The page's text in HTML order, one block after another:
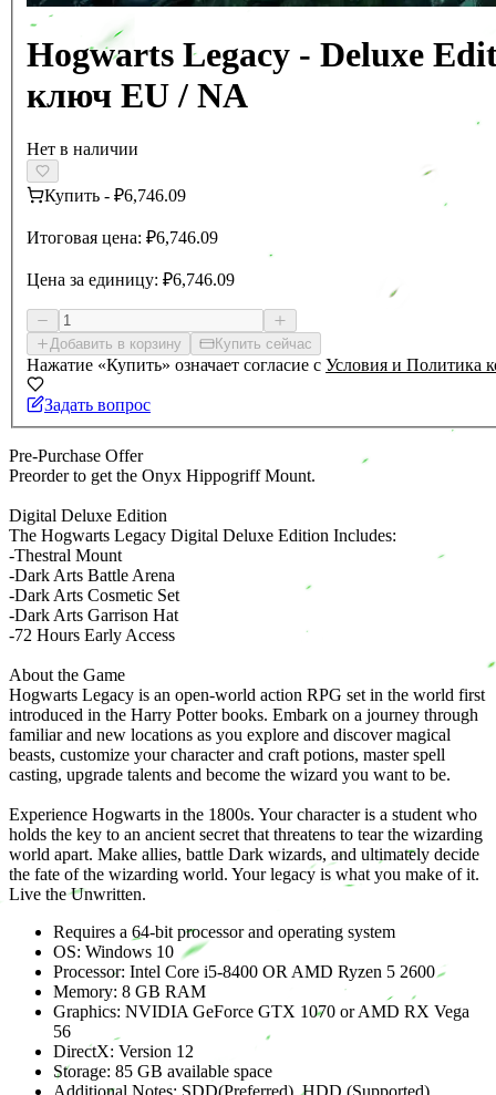
Hogwarts Legacy - Deluxe
ключ EU / NA
Нет в наличии
Купить - ₽6,746.09
Итоговая цена: ₽6,746.09
Цена за единицу: ₽6,746.09
Добавить в корзину Купить сейчас
Нажатие «Купить» означает согласие с Условия и Политика
Задать вопрос
Pre-Purchase Offer
Preorder to get the Onyx Hippogriff Mount.
Digital Deluxe Edition
The Hogwarts Legacy Digital Deluxe Edition Includes:
-Thestral Mount
-Dark Arts Battle Arena
-Dark Arts Cosmetic Set
-Dark Arts Garrison Hat
-72 Hours Early Access
About the Game
Hogwarts Legacy is an open-world action RPG set in the world first
introduced in the Harry Potter books. Embark on a journey through
familiar and new locations as you explore and discover magical
beasts, customize your character and craft potions, master spell
casting, upgrade talents and become the wizard you want to be.
Experience Hogwarts in the 1800s. Your character is a student who
holds the key to an ancient secret that threatens to tear the wizarding
world apart. Make allies, battle Dark wizards, and ultimately decide
the fate of the wizarding world. Your legacy is what you make of it.
Live the Unwritten.
Requires a 64-bit processor and operating system
OS: Windows 10
Processor: Intel Core i5-8400 OR AMD Ryzen 5 2600
Memory: 8 GB RAM
Graphics: NVIDIA GeForce GTX 1070 or AMD RX Vega
56
DirectX: Version 12
Storage: 85 GB available space